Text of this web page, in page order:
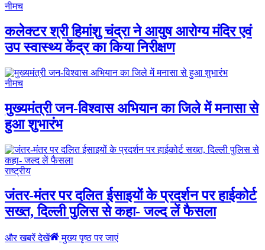
नीमच
कलेक्टर श्री हिमांशु चंद्रा ने आयुष आरोग्य मंदिर एवं
उप स्वास्थ्य केंद्र का किया निरीक्षण
नीमच
मुख्यमंत्री जन-विश्वास अभियान का जिले में मनासा से
हुआ शुभारंभ
राष्ट्रीय
जंतर-मंतर पर दलित ईसाइयों के प्रदर्शन पर हाईकोर्ट
सख्त, दिल्ली पुलिस से कहा- जल्द लें फैसला
और खबरें देखें मुख्य पृष्ठ पर जाएं